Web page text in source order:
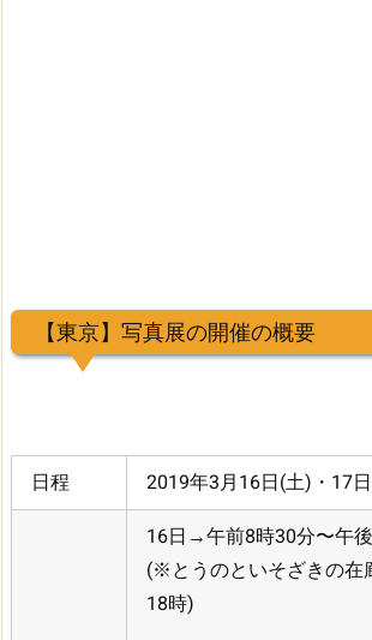
【東京】写真展の開催の概要
日程 2019年3月16日(土)・17
16日→午前8時30分〜午
(※とうのといそざきの在
18時)